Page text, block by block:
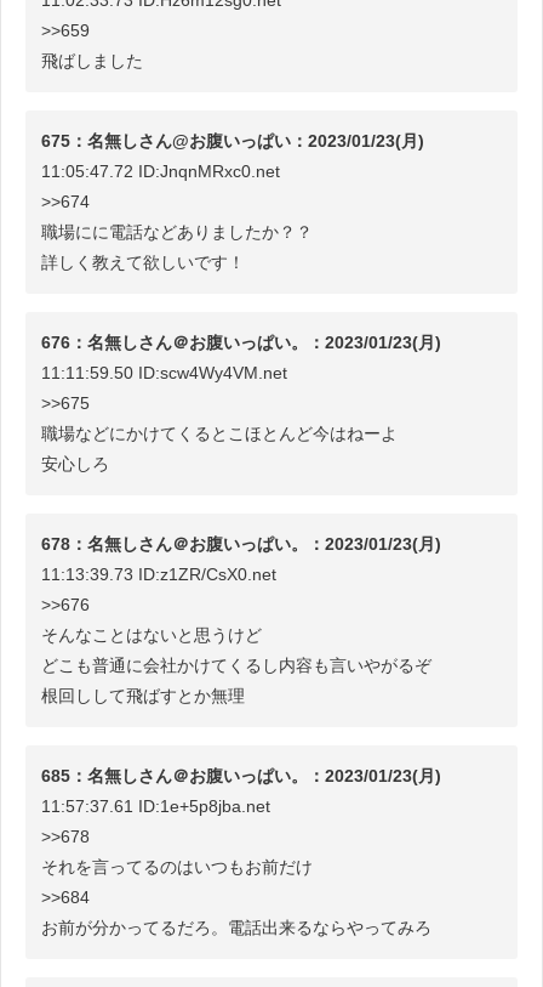
>>659
飛ばしました
675：名無しさん@お腹いっぱい：2023/01/23(月)
11:05:47.72 ID:JnqnMRxc0.net
>>674
職場にに電話などありましたか？？
詳しく教えて欲しいです！
676：名無しさん＠お腹いっぱい。：2023/01/23(月)
11:11:59.50 ID:scw4Wy4VM.net
>>675
職場などにかけてくるとこほとんど今はねーよ
安心しろ
678：名無しさん＠お腹いっぱい。：2023/01/23(月)
11:13:39.73 ID:z1ZR/CsX0.net
>>676
そんなことはないと思うけど
どこも普通に会社かけてくるし内容も言いやがるぞ
根回しして飛ばすとか無理
685：名無しさん＠お腹いっぱい。：2023/01/23(月)
11:57:37.61 ID:1e+5p8jba.net
>>678
それを言ってるのはいつもお前だけ
>>684
お前が分かってるだろ。電話出来るならやってみろ